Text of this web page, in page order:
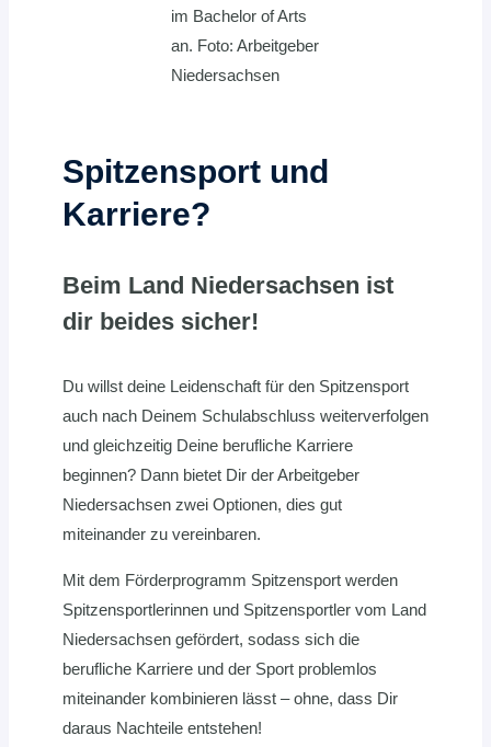
im Bachelor of Arts
an. Foto: Arbeitgeber
Niedersachsen
Spitzensport und
Karriere?
Beim Land Niedersachsen ist
dir beides sicher!
Du willst deine Leidenschaft für den Spitzensport
auch nach Deinem Schulabschluss weiterverfolgen
und gleichzeitig Deine berufliche Karriere
beginnen? Dann bietet Dir der Arbeitgeber
Niedersachsen zwei Optionen, dies gut
miteinander zu vereinbaren.
Mit dem Förderprogramm Spitzensport werden
Spitzensportlerinnen und Spitzensportler vom Land
Niedersachsen gefördert, sodass sich die
berufliche Karriere und der Sport problemlos
miteinander kombinieren lässt – ohne, dass Dir
daraus Nachteile entstehen!